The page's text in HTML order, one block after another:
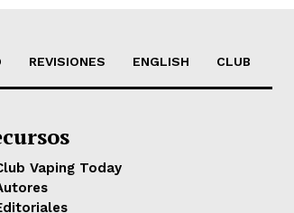
REVISIONES ENGLISH CLUB
Vaping Today